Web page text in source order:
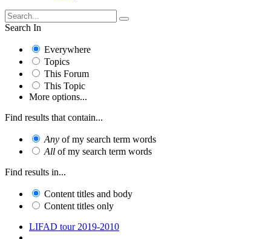
Search In
Everywhere
Topics
This Forum
This Topic
More options...
Find results that contain...
Any of my search term words
All of my search term words
Find results in...
Content titles and body
Content titles only
LIFAD tour 2019-2010